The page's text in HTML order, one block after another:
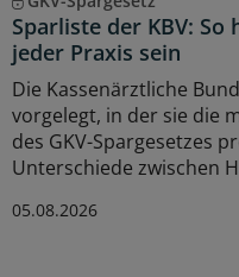
Sparliste der KBV:
jeder Praxis sein
Die Kassenärztliche
vorgelegt, in der sie die
des GKV-Spargesetzes
Unterschiede zwischen
05.08.2026